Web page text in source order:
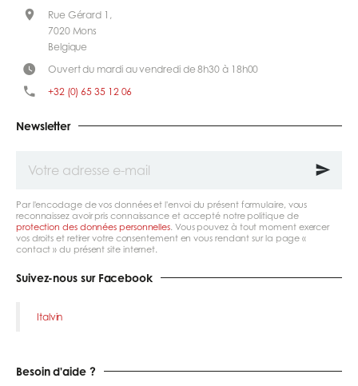
Newsletter
adresse
Par l'encodage de vos données et l'envoi du présent formulaire, vous
reconnaissez avoir pris connaissance et accepté notre politique de
protection des données personnelles. Vous pouvez à tout moment exercer
vos droits et retirer votre consentement en vous rendant sur la page «
contact » du présent site internet.
Suivez-nous sur Facebook
Italvin
Rue Gérard 1,
7020 Mons
Belgique
Ouvert du mardi au vendredi de 8h30 à 18h00
+32 (0) 65 35 12 06
Besoin d'aide ?